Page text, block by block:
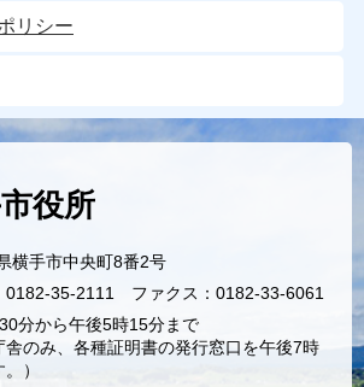
リシー
役所
手市中央町8番2号
0182-35-2111 ファクス：0182-33-6061
分から午後5時15分まで
舎のみ、各種証明書の発行窓口を午後7時
）